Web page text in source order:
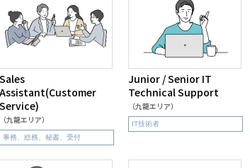
Sales
Assistant(Customer
Service)
（九龍エリア）
事務、総務、秘書、受付
Junior / Senior IT
Technical Support
（九龍エリア）
IT技術者